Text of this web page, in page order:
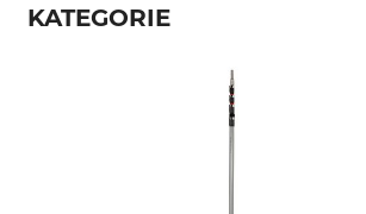
KATEGORIE